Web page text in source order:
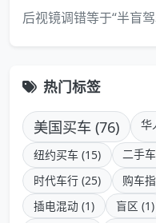
后视镜调错等于“半盲
热门标签
美国买车 (76) 华
纽约买车 (15) 二手
时代车行 (25)
购车
插电混动 (1)
盲区 (1)